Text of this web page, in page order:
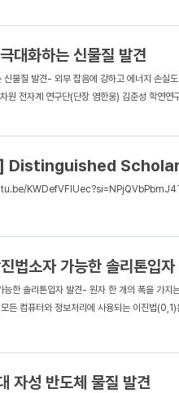
대화하는 신물질 발견
신물질 발견- 외부 잡음에 강하고 에너지 손
원 전자계 연구단(단장 염한웅) 김준성 학연연
Distinguished
법소자 가능한 솔리톤입자
능한 솔리톤입자 발견- 원자 한 개의 폭을 가
든 컴퓨터와 정보처리에 사용되는 이진법(0,1)
자성 반도체 물질 발견